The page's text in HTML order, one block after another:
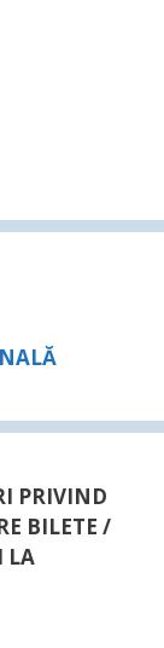
PRIVIND
BILETE /
LA